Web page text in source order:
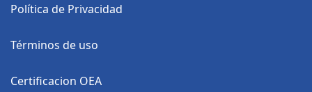
Política de Privacidad
Términos de uso
Certificacion OEA